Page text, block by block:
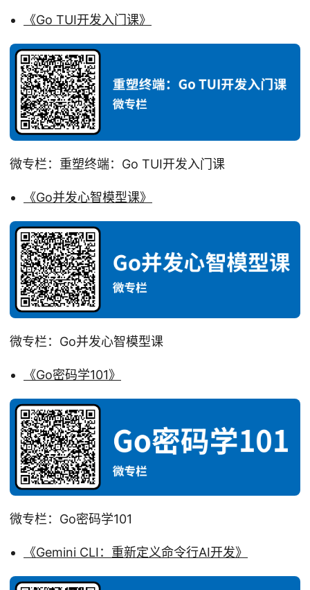
《Go TUI开发入门课》
微专栏：重塑终端：Go TUI开发入门课
《Go并发心智模型课》
微专栏：Go并发心智模型课
《Go密码学101》
微专栏：Go密码学101
《Gemini CLI：重新定义命令行AI开发》